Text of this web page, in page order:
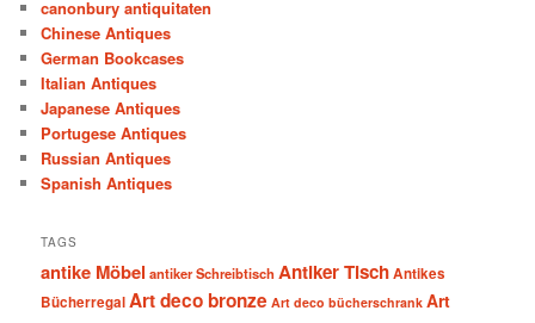
canonbury antiquitaten
Chinese Antiques
German Bookcases
Italian Antiques
Japanese Antiques
Portugese Antiques
Russian Antiques
Spanish Antiques
TAGS
antike Möbel antiker Schreibtisch Antiker TischAntikes
BücherregalArt deco bronze Art deco bücherschrank Art